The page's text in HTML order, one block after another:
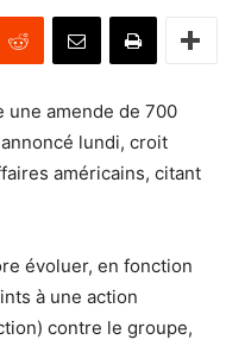
une amende de 700
lundi, croit
américains, citant
évoluer, en fonction
à une action
contre le groupe,